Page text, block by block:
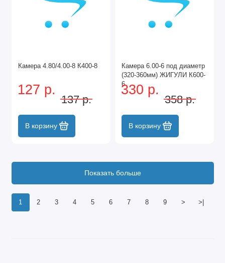
Камера 4.80/4.00-8 К400-8
127 р.
137 р.
В корзину
Камера 6.00-6 под диаметр
(320-360мм) ЖИГУЛИ К600-
6
330 р.
358 р.
В корзину
1 2 3 4 5 6 7 8 9 > >|
Показать больше